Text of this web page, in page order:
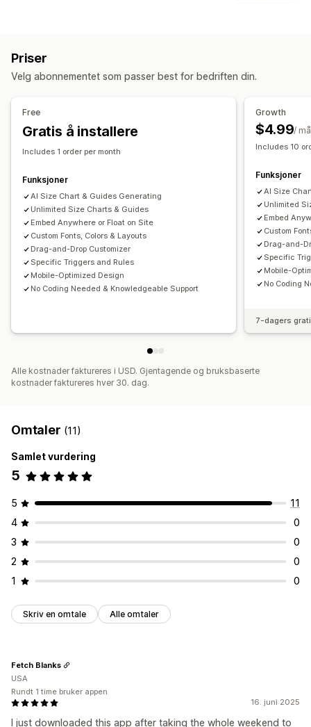
Visningsalternativer
Tabellayout
Tilpasset CSS
Farge og skrifttype
Størrelseskart
Priser
Velg abonnementet som passer best for bedriften din.
Free
Gratis å installere
Includes 1 order per month
Funksjoner
AI Size Chart & Guides Generating
Unlimited Size Charts & Guides
Embed Anywhere or Float on Site
Custom Fonts, Colors & Layouts
Drag-and-Drop Customizer
Specific Triggers and Rules
Mobile-Optimized Design
No Coding Needed & Knowledgeable Support
Growth
$4.99/
Includes 10
Funksjoner
AI Size
Unlimited
Embed
Custom
Drag-and-
Specific
Mobile-
No Coding
7-dagers
Alle kostnader faktureres i USD. Gjentagende og bruksbaserte
kostnader faktureres hver 30. dag.
Omtaler (11)
Samlet vurdering
5
5
11
4
0
3
0
2
0
1
0
Skriv en omtale Alle omtaler
16. juni 2025
I just downloaded this app after taking the whole weekend to
Fetch Blanks
USA
Rundt 1 time bruker appen